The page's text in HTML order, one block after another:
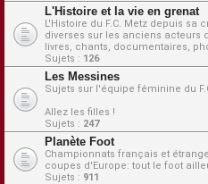
L'Histoire et la vie en grenat
L'Histoire du F.C. Metz depuis
diverses sur les anciens acteurs
livres, chants, documentaires,
Sujets : 126
Les Messines
Sujets sur l'équipe féminine du
Allez les filles !
Sujets : 247
Planète Foot
Championnats français et
coupes d'Europe: tout le foot
Sujets : 911